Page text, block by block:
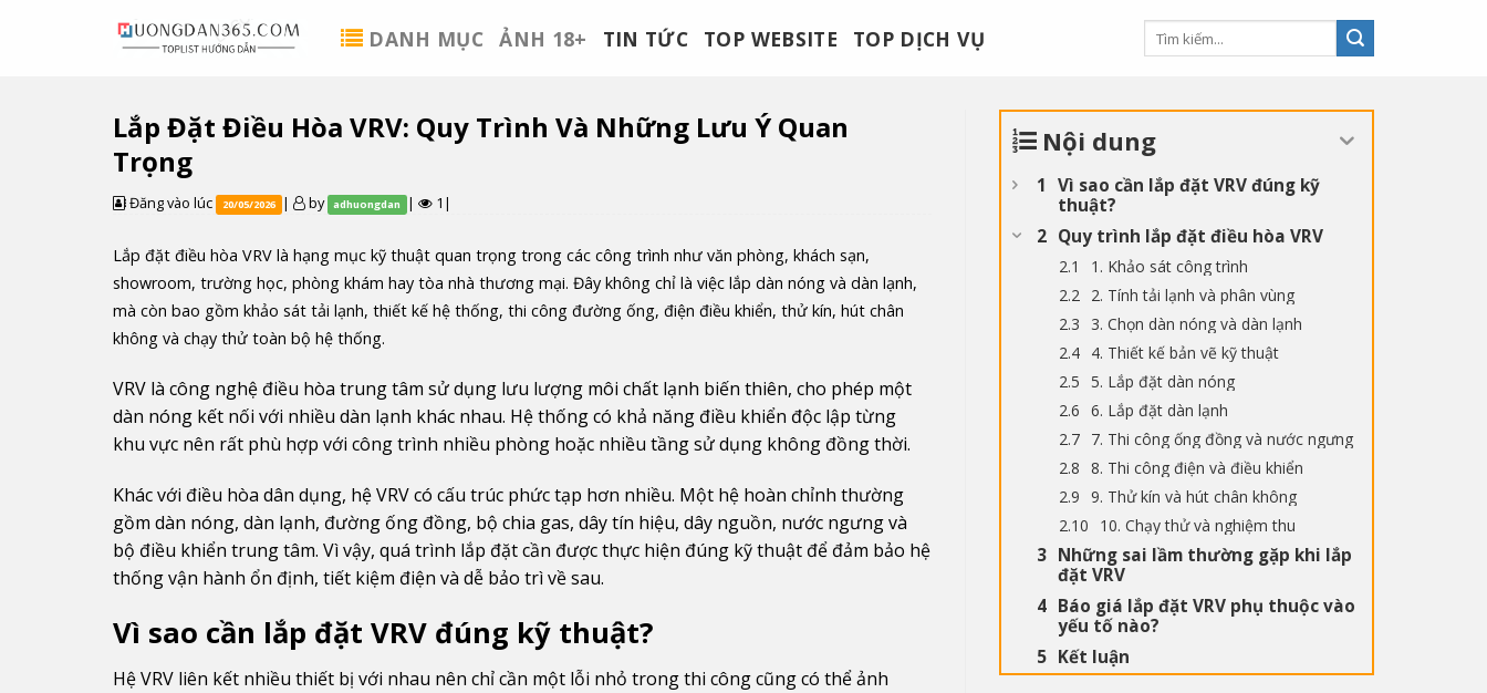
DANH MỤC ẢNH 18+ TIN TỨC TOP WEBSITE TOP DỊCH VỤ
Lắp Đặt Điều Hòa VRV: Quy Trình Và Những Lưu Ý Quan
Trọng
Đăng vào lúc 20/05/2026 | by adhuongdan | 1|
Lắp đặt điều hòa VRV là hạng mục kỹ thuật quan trọng trong các công trình như văn phòng, khách sạn,
showroom, trường học, phòng khám hay tòa nhà thương mại. Đây không chỉ là việc lắp dàn nóng và dàn lạnh,
mà còn bao gồm khảo sát tải lạnh, thiết kế hệ thống, thi công đường ống, điện điều khiển, thử kín, hút chân
không và chạy thử toàn bộ hệ thống.
VRV là công nghệ điều hòa trung tâm sử dụng lưu lượng môi chất lạnh biến thiên, cho phép một
dàn nóng kết nối với nhiều dàn lạnh khác nhau. Hệ thống có khả năng điều khiển độc lập từng
khu vực nên rất phù hợp với công trình nhiều phòng hoặc nhiều tầng sử dụng không đồng thời.
Khác với điều hòa dân dụng, hệ VRV có cấu trúc phức tạp hơn nhiều. Một hệ hoàn chỉnh thường
gồm dàn nóng, dàn lạnh, đường ống đồng, bộ chia gas, dây tín hiệu, dây nguồn, nước ngưng và
bộ điều khiển trung tâm. Vì vậy, quá trình lắp đặt cần được thực hiện đúng kỹ thuật để đảm bảo hệ
thống vận hành ổn định, tiết kiệm điện và dễ bảo trì về sau.
Vì sao cần lắp đặt VRV đúng kỹ thuật?
Hệ VRV liên kết nhiều thiết bị với nhau nên chỉ cần một lỗi nhỏ trong thi công cũng có thể ảnh
Nội dung
Vì sao cần lắp đặt VRV đúng kỹ
thuật?
Quy trình lắp đặt điều hòa VRV
1. Khảo sát công trình
2. Tính tải lạnh và phân vùng
3. Chọn dàn nóng và dàn lạnh
4. Thiết kế bản vẽ kỹ thuật
5. Lắp đặt dàn nóng
6. Lắp đặt dàn lạnh
7. Thi công ống đồng và nước ngưng
8. Thi công điện và điều khiển
9. Thử kín và hút chân không
10. Chạy thử và nghiệm thu
Những sai lầm thường gặp khi lắp
đặt VRV
Báo giá lắp đặt VRV phụ thuộc vào
yếu tố nào?
Kết luận